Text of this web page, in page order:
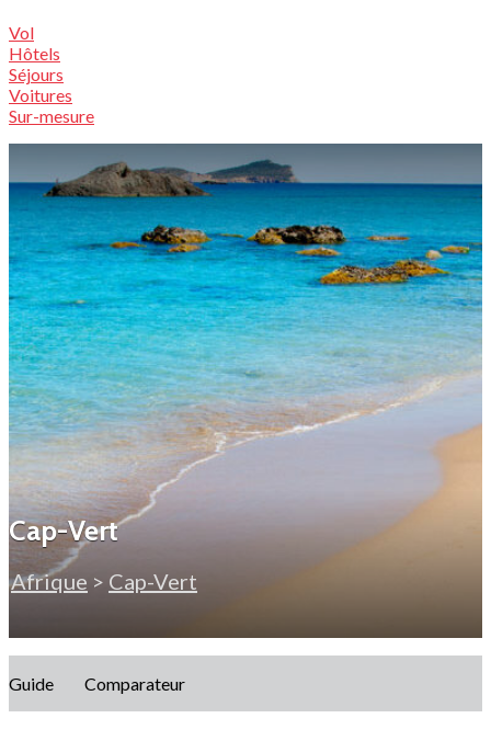
Vol
Hôtels
Séjours
Voitures
Sur-mesure
Cap-Vert
Afrique > Cap-Vert
Guide Comparateur